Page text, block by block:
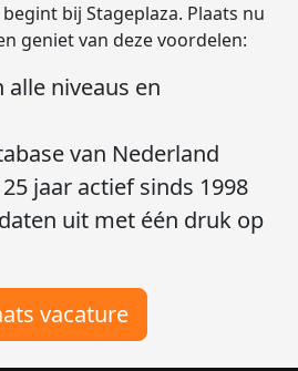
bij Stageplaza. Plaats nu
geniet van deze voordelen:
alle niveaus en
van Nederland
jaar actief sinds 1998
uit met één druk op
vacature